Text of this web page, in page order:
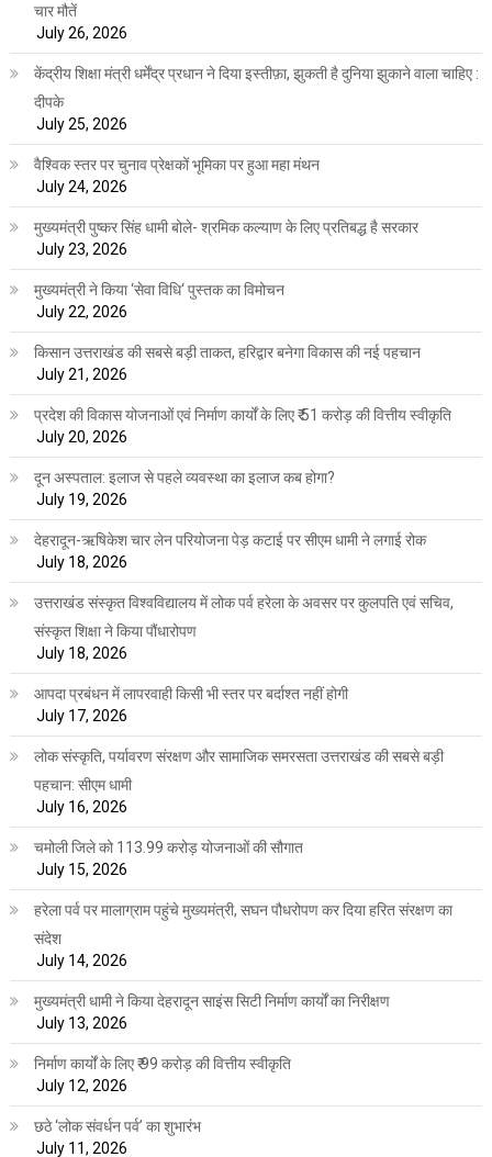
चार मौतें
July 26, 2026
केंद्रीय शिक्षा मंत्री धर्मेंद्र प्रधान ने दिया इस्तीफ़ा, झुकती है दुनिया झुकाने वाला चाहिए :
दीपके
July 25, 2026
वैश्विक स्तर पर चुनाव प्रेक्षकों भूमिका पर हुआ महा मंथन
July 24, 2026
मुख्यमंत्री पुष्कर सिंह धामी बोले- श्रमिक कल्याण के लिए प्रतिबद्ध है सरकार
July 23, 2026
मुख्यमंत्री ने किया ‘सेवा विधि‘ पुस्तक का विमोचन
July 22, 2026
किसान उत्तराखंड की सबसे बड़ी ताकत, हरिद्वार बनेगा विकास की नई पहचान
July 21, 2026
प्रदेश की विकास योजनाओं एवं निर्माण कार्यों के लिए ₹ 51 करोड़ की वित्तीय स्वीकृति
July 20, 2026
दून अस्पताल: इलाज से पहले व्यवस्था का इलाज कब होगा?
July 19, 2026
देहरादून-ऋषिकेश चार लेन परियोजना पेड़ कटाई पर सीएम धामी ने लगाई रोक
July 18, 2026
उत्तराखंड संस्कृत विश्वविद्यालय में लोक पर्व हरेला के अवसर पर कुलपति एवं सचिव,
संस्कृत शिक्षा ने किया पौंधारोपण
July 18, 2026
आपदा प्रबंधन में लापरवाही किसी भी स्तर पर बर्दाश्त नहीं होगी
July 17, 2026
लोक संस्कृति, पर्यावरण संरक्षण और सामाजिक समरसता उत्तराखंड की सबसे बड़ी
पहचान: सीएम धामी
July 16, 2026
चमोली जिले को 113.99 करोड़ योजनाओं की सौगात
July 15, 2026
हरेला पर्व पर मालाग्राम पहुंचे मुख्यमंत्री, सघन पौधरोपण कर दिया हरित संरक्षण का
संदेश
July 14, 2026
मुख्यमंत्री धामी ने किया देहरादून साइंस सिटी निर्माण कार्यों का निरीक्षण
July 13, 2026
निर्माण कार्यों के लिए ₹ 99 करोड़ की वित्तीय स्वीकृति
July 12, 2026
छठे ‘लोक संवर्धन पर्व’ का शुभारंभ
July 11, 2026